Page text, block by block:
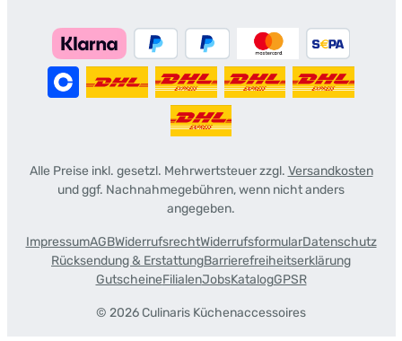
Alle Preise inkl. gesetzl. Mehrwertsteuer zzgl. Versandkosten
und ggf. Nachnahmegebühren, wenn nicht anders
angegeben.
© 2026 Culinaris Küchenaccessoires
ImpressumAGBWiderrufsrechtWiderrufsformularDatenschutz
Rücksendung & ErstattungBarrierefreiheitserklärung
GutscheineFilialenJobsKatalogGPSR